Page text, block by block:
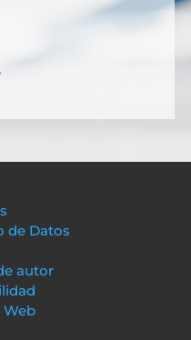
de Datos
autor
Web